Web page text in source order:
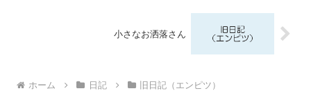
小さなお洒落さん
ホーム 日記 旧日記（エンピツ）